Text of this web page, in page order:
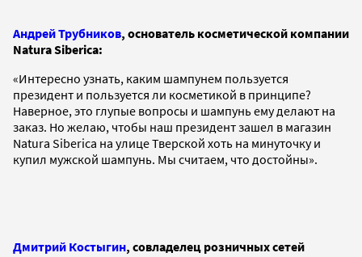
Андрей Трубников, основатель косметической компании
Natura Siberica:
«Интересно узнать, каким шампунем пользуется
президент и пользуется ли косметикой в принципе?
Наверное, это глупые вопросы и шампунь ему делают на
заказ. Но желаю, чтобы наш президент зашел в магазин
Natura Siberica на улице Тверской хоть на минуточку и
купил мужской шампунь. Мы считаем, что достойны».
Дмитрий Костыгин, совладелец розничных сетей